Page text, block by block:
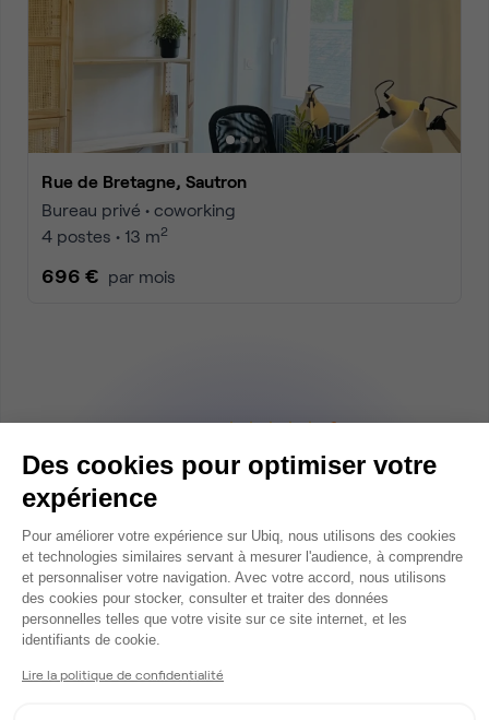
Rue de Bretagne, Sautron
Bureau privé • coworking
4 postes • 13 m2
696 € par mois
4.9sur 5
Recevez
personnalisée
Parler à un expert Ubiq
Des cookies pour optimiser votre
expérience
Plateforme de Gestion du
Pour améliorer votre expérience sur Ubiq, nous utilisons des cookies
et technologies similaires servant à mesurer l'audience, à comprendre
et personnaliser votre navigation. Avec votre accord, nous utilisons
des cookies pour stocker, consulter et traiter des données
personnelles telles que votre visite sur ce site internet, et les
identifiants de cookie.
Lire la politique de confidentialité